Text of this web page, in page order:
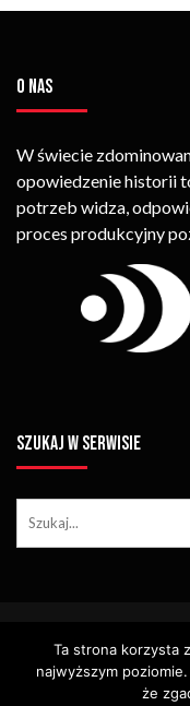
O NAS
W świecie
opowiedzenie historii
potrzeb widza,
proces produkcyjny
SZUKAJ W SERWISIE
Tym Zdjęć,
Identyfikacja
Ta strona korzysta
najwyższym
że